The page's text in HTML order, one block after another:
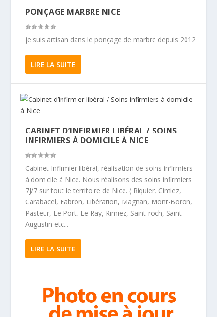
PONÇAGE MARBRE NICE
je suis artisan dans le ponçage de marbre depuis 2012
LIRE LA SUITE
CABINET D’INFIRMIER LIBÉRAL / SOINS
INFIRMIERS À DOMICILE À NICE
Cabinet Infirmier libéral, réalisation de soins infirmiers
à domicile à Nice. Nous réalisons des soins infirmiers
7J/7 sur tout le territoire de Nice. ( Riquier, Cimiez,
Carabacel, Fabron, Libération, Magnan, Mont-Boron,
Pasteur, Le Port, Le Ray, Rimiez, Saint-roch, Saint-
Augustin etc...
LIRE LA SUITE